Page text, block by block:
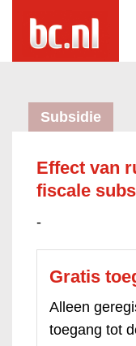
Subsidie
Effect van
fiscale
-
Gratis
Alleen
toegang tot